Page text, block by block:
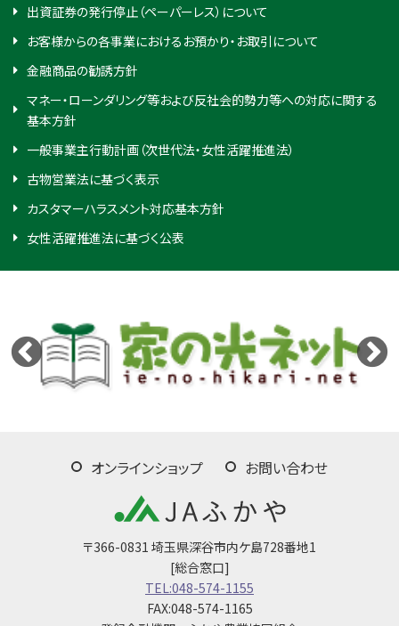
出資証券の発行停止（ペーパーレス）について
お客様からの各事業におけるお預かり・お取引について
金融商品の勧誘方針
マネー・ローンダリング等および反社会的勢力等への対応に関する
基本方針
一般事業主行動計画（次世代法・女性活躍推進法）
古物営業法に基づく表示
カスタマーハラスメント対応基本方針
女性活躍推進法に基づく公表
〒366-0831 埼玉県深谷市内ケ島728番地1
[総合窓口]
TEL:048-574-1155
FAX:048-574-1165
オンラインショップ お問い合わせ